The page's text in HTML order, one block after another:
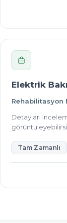
Elektrik
Rehabilitasyon
Detayları
Tam Zamanlı